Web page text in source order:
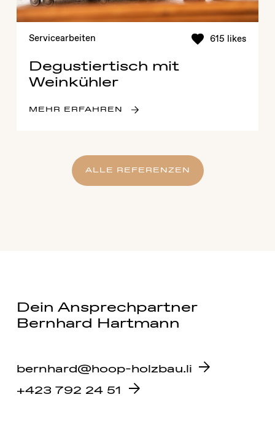
Servicearbeiten 615 likes
Degustiertisch mit
Weinkühler
MEHR ERFAHREN
ALLE REFERENZEN
Dein Ansprechpartner
Bernhard Hartmann
bernhard@hoop-holzbau.li
+423 792 24 51